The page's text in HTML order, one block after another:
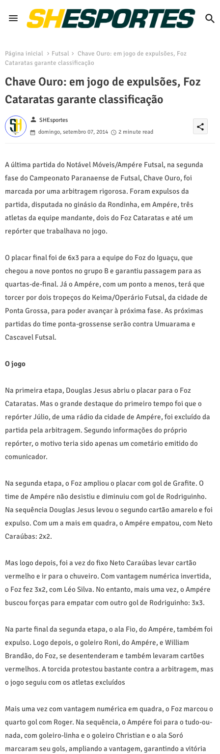
Página inicial Futsal
Chave Ouro: em jogo de expulsões, Foz
Cataratas garante classificação
Chave Ouro: em jogo de expulsões, Foz
Cataratas garante classificação
person SHEsportes
domingo, setembro 07, 2014
2 minute read
share
A última partida do Notável Móveis/Ampére Futsal, na segunda
fase do Campeonato Paranaense de Futsal, Chave Ouro, foi
marcada por uma arbitragem rigorosa. Foram expulsos da
partida, disputada no ginásio da Rondinha, em Ampére, três
atletas da equipe mandante, dois do Foz Cataratas e até um
repórter que trabalhava no jogo.
O placar final foi de 6x3 para a equipe do Foz do Iguaçu, que
chegou a nove pontos no grupo B e garantiu passagem para as
quartas-de-final. Já o Ampére, com um ponto a menos, terá que
torcer por dois tropeços do Keima/Operário Futsal, da cidade de
Ponta Grossa, para poder avançar à próxima fase. As próximas
partidas do time ponta-grossense serão contra Umuarama e
Cascavel Futsal.
O jogo
Na primeira etapa, Douglas Jesus abriu o placar para o Foz
Cataratas. Mas o grande destaque do primeiro tempo foi que o
repórter Júlio, de uma rádio da cidade de Ampére, foi excluído da
partida pela arbitragem. Segundo informações do próprio
repórter, o motivo teria sido apenas um cometário emitido do
comunicador.
Na segunda etapa, o Foz ampliou o placar com gol de Grafite. O
time de Ampére não desistiu e diminuiu com gol de Rodriguinho.
Na sequência Douglas Jesus levou o segundo cartão amarelo e foi
expulso. Com um a mais em quadra, o Ampére empatou, com Neto
Caraúbas: 2x2.
Mas logo depois, foi a vez do fixo Neto Caraúbas levar cartão
vermelho e ir para o chuveiro. Com vantagem numérica invertida,
o Foz fez 3x2, com Léo Silva. No entanto, mais uma vez, o Ampére
buscou forças para empatar com outro gol de Rodriguinho: 3x3.
Na parte final da segunda etapa, o ala Fio, do Ampére, também foi
expulso. Logo depois, o goleiro Roni, do Ampére, e William
Brandão, do Foz, se desentenderam e também levaram cartões
vermelhos. A torcida protestou bastante contra a arbitragem, mas
o jogo seguiu com os atletas excluídos
Mais uma vez com vantagem numérica em quadra, o Foz marcou o
quarto gol com Roger. Na sequência, o Ampére foi para o tudo-ou-
nada, com goleiro-linha e o goleiro Christian e o ala Soró
marcaram seu gols, ampliando a vantagem, garantindo a vitória